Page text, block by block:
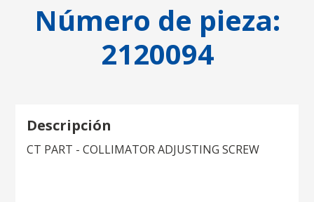
Número de pieza:
2120094
Descripción
CT PART - COLLIMATOR ADJUSTING SCREW